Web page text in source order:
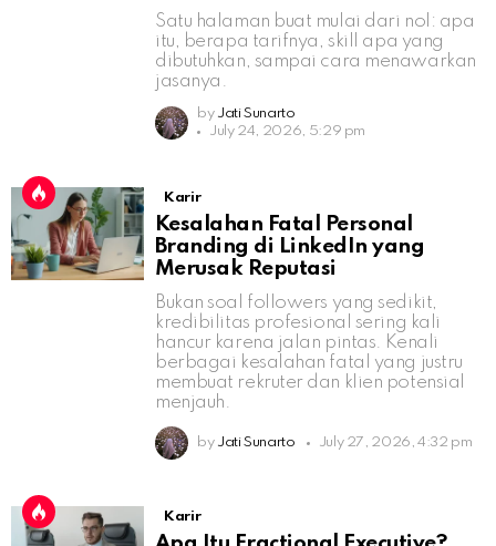
Satu halaman buat mulai dari nol: apa
itu, berapa tarifnya, skill apa yang
dibutuhkan, sampai cara menawarkan
jasanya.
by Jati Sunarto
July 24, 2026, 5:29 pm
Karir
Kesalahan Fatal Personal
Branding di LinkedIn yang
Merusak Reputasi
Bukan soal followers yang sedikit,
kredibilitas profesional sering kali
hancur karena jalan pintas. Kenali
berbagai kesalahan fatal yang justru
membuat rekruter dan klien potensial
menjauh.
by Jati Sunarto July 27, 2026, 4:32 pm
Karir